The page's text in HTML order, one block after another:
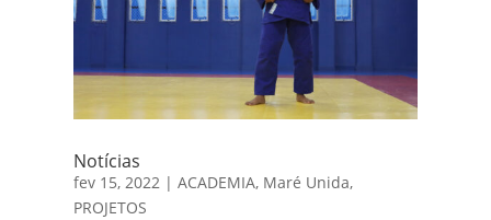
Notícias
fev 15, 2022 |ACADEMIA, Maré Unida,
PROJETOS